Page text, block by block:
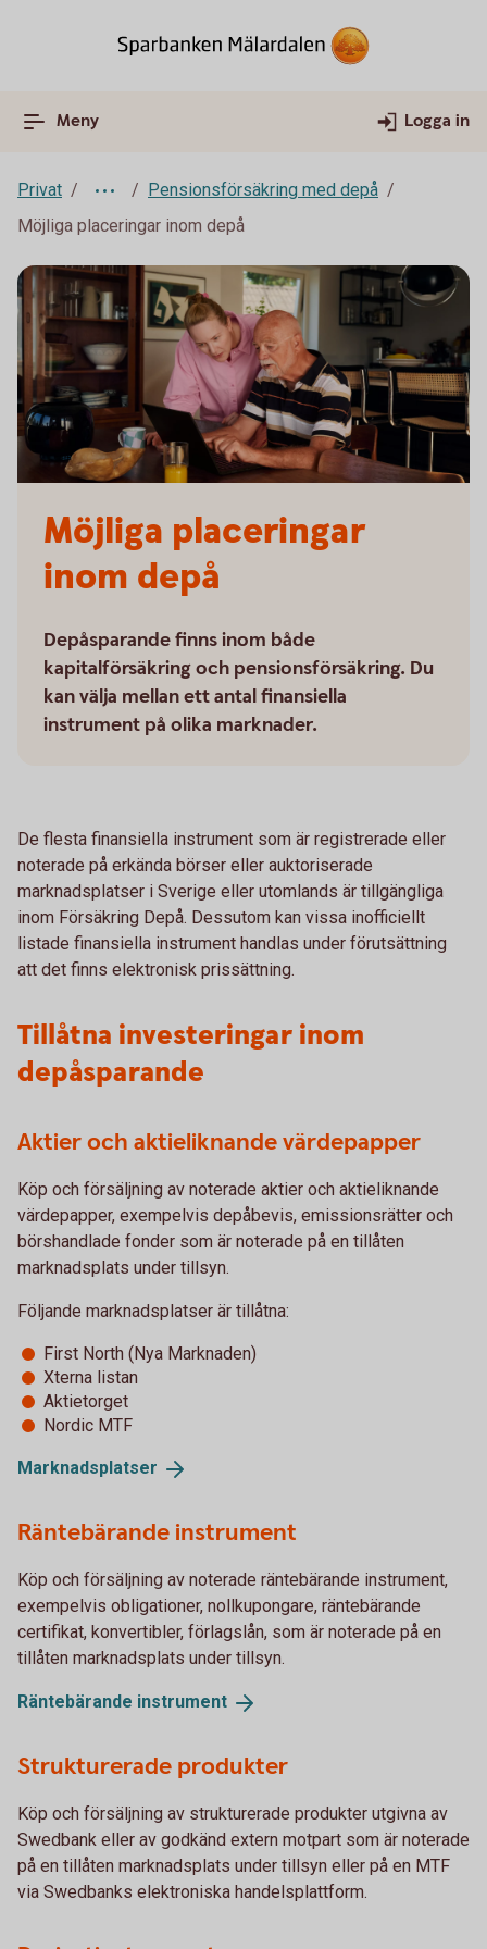
Meny Logga in
Privat
Pensionsförsäkring med depå
Möjliga placeringar inom depå
Möjliga placeringar
inom depå
Depåsparande finns inom både
kapitalförsäkring och pensionsförsäkring. Du
kan välja mellan ett antal finansiella
instrument på olika marknader.
De flesta finansiella instrument som är registrerade eller
noterade på erkända börser eller auktoriserade
marknadsplatser i Sverige eller utomlands är tillgängliga
inom Försäkring Depå. Dessutom kan vissa inofficiellt
listade finansiella instrument handlas under förutsättning
att det finns elektronisk prissättning.
Tillåtna investeringar inom
depåsparande
Aktier och aktieliknande värdepapper
Köp och försäljning av noterade aktier och aktieliknande
värdepapper, exempelvis depåbevis, emissionsrätter och
börshandlade fonder som är noterade på en tillåten
marknadsplats under tillsyn.
Följande marknadsplatser är tillåtna:
First North (Nya Marknaden)
Xterna listan
Aktietorget
Nordic MTF
Marknadsplatser
Räntebärande instrument
Köp och försäljning av noterade räntebärande instrument,
exempelvis obligationer, nollkupongare, räntebärande
certifikat, konvertibler, förlagslån, som är noterade på en
tillåten marknadsplats under tillsyn.
Räntebärande instrument
Strukturerade produkter
Köp och försäljning av strukturerade produkter utgivna av
Swedbank eller av godkänd extern motpart som är noterade
på en tillåten marknadsplats under tillsyn eller på en MTF
via Swedbanks elektroniska handelsplattform.